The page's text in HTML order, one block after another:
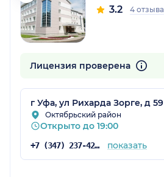
3.2 4 отзыва
Лицензия проверена
г Уфа, ул Рихарда Зорге, д 59
Октябрьский район
Открыто до 19:00
+7 (347) 237-42-08 показать